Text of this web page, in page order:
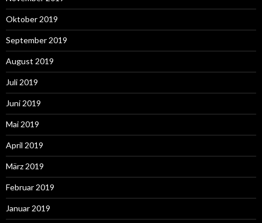
Oktober 2019
September 2019
August 2019
Juli 2019
Juni 2019
Mai 2019
April 2019
März 2019
Februar 2019
Januar 2019